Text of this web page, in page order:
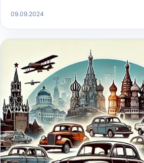
09.09.2024